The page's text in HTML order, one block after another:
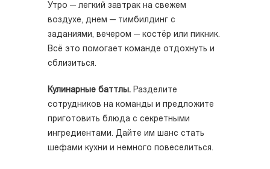
Утро — легкий завтрак на свежем
воздухе, днем — тимбилдинг с
заданиями, вечером — костёр или пикник.
Всё это помогает команде отдохнуть и
сблизиться.
Кулинарные баттлы. Разделите
сотрудников на команды и предложите
приготовить блюда с секретными
ингредиентами. Дайте им шанс стать
шефами кухни и немного повеселиться.